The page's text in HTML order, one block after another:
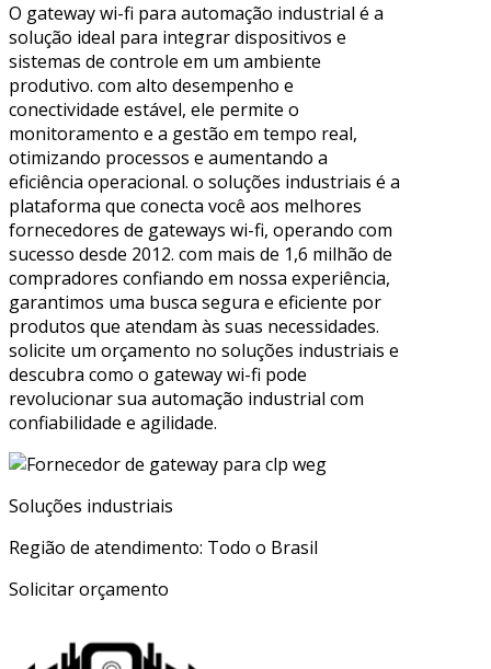
O gateway wi-fi para automação industrial é a
solução ideal para integrar dispositivos e
sistemas de controle em um ambiente
produtivo. com alto desempenho e
conectividade estável, ele permite o
monitoramento e a gestão em tempo real,
otimizando processos e aumentando a
eficiência operacional. o soluções industriais é a
plataforma que conecta você aos melhores
fornecedores de gateways wi-fi, operando com
sucesso desde 2012. com mais de 1,6 milhão de
compradores confiando em nossa experiência,
garantimos uma busca segura e eficiente por
produtos que atendam às suas necessidades.
solicite um orçamento no soluções industriais e
descubra como o gateway wi-fi pode
revolucionar sua automação industrial com
confiabilidade e agilidade.
Soluções industriais
Região de atendimento: Todo o Brasil
Solicitar orçamento